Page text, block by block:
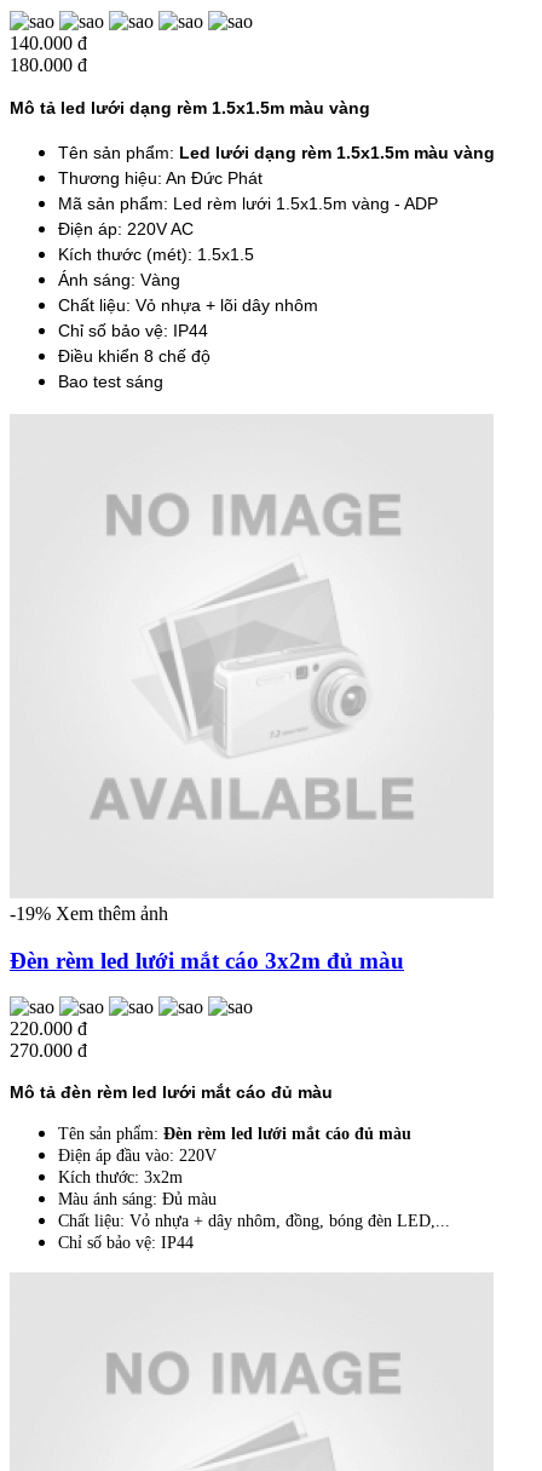
140.000 đ
180.000 đ
Mô tả led lưới dạng rèm 1.5x1.5m màu vàng
Tên sản phẩm: Led lưới dạng rèm 1.5x1.5m màu vàng
Thương hiệu: An Đức Phát
Mã sản phẩm: Led rèm lưới 1.5x1.5m vàng - ADP
Điện áp: 220V AC
Kích thước (mét): 1.5x1.5
Ánh sáng: Vàng
Chất liệu: Vỏ nhựa + lõi dây nhôm
Chỉ số bảo vệ: IP44
Điều khiển 8 chế độ
Bao test sáng
-19% Xem thêm ảnh
Đèn rèm led lưới mắt cáo 3x2m đủ màu
220.000 đ
270.000 đ
Mô tả đèn rèm led lưới mắt cáo đủ màu
Tên sản phẩm: Đèn rèm led lưới mắt cáo đủ màu
Điện áp đầu vào: 220V
Kích thước: 3x2m
Màu ánh sáng: Đủ màu
Chất liệu: Vỏ nhựa + dây nhôm, đồng, bóng đèn LED,...
Chỉ số bảo vệ: IP44